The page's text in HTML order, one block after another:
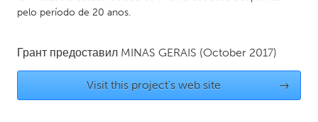
Pittsburgh, PA
Rockport, MA
San Antonio, TX
San Francisco, CA
San Jose, CA
pelo período de 20 anos.
Грант предоставил MINAS GERAIS (October 2017)
Visit this project's web site →